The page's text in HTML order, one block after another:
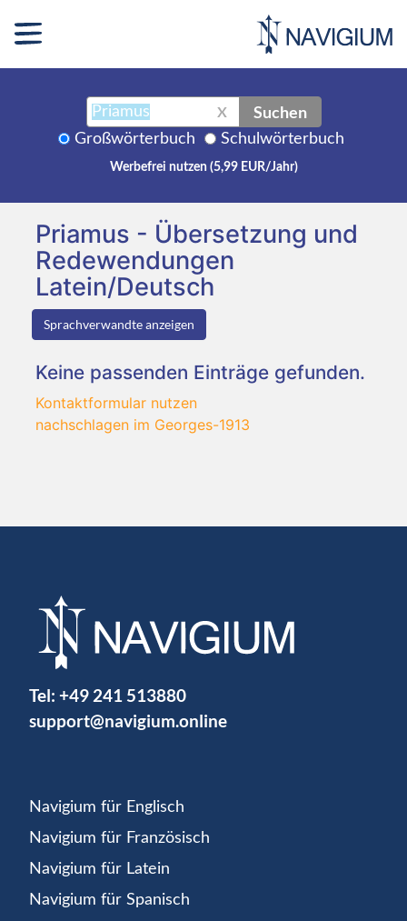
X Suchen
Großwörterbuch Schulwörterbuch
Werbefrei nutzen (5,99 EUR/Jahr)
Priamus - Übersetzung und
Redewendungen
Latein/Deutsch
Sprachverwandte anzeigen
Keine passenden Einträge gefunden.
Kontaktformular nutzen
nachschlagen im Georges-1913
Tel: +49 241 513880
support@navigium.online
Navigium für Englisch
Navigium für Französisch
Navigium für Latein
Navigium für Spanisch